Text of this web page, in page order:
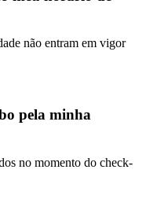
não entram em vigor
pela minha
no momento do check-